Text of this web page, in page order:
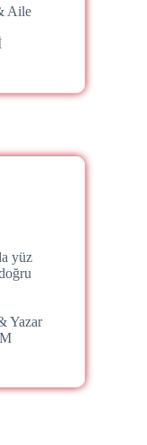
Aile
yüz
Yazar